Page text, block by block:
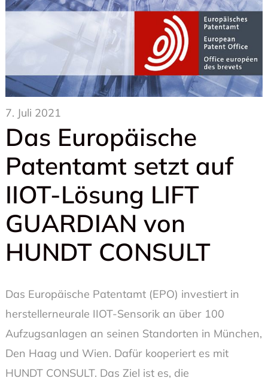
7. Juli 2021
Das Europäische
Patentamt setzt auf
IIOT-Lösung LIFT
GUARDIAN von
HUNDT CONSULT
Das Europäische Patentamt (EPO) investiert in
herstellerneurale IIOT-Sensorik an über 100
Aufzugsanlagen an seinen Standorten in München,
Den Haag und Wien. Dafür kooperiert es mit
HUNDT CONSULT. Das Ziel ist es, die